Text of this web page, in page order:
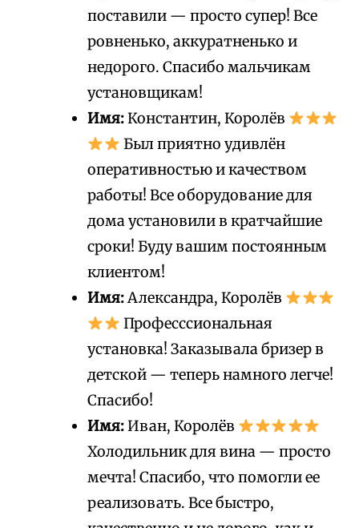
поставили — просто супер! Все
ровненько, аккуратненько и
недорого. Спасибо мальчикам
установщикам!
Имя:Константин, Королёв
Был приятно удивлён
оперативностью и качеством
работы! Все оборудование для
дома установили в кратчайшие
сроки! Буду вашим постоянным
клиентом!
Имя:Александра, Королёв
Професссиональная
установка! Заказывала бризер в
детской — теперь намного легче!
Спасибо!
Имя:Иван, Королёв
Холодильник для вина — просто
мечта! Спасибо, что помогли ее
реализовать. Все быстро,